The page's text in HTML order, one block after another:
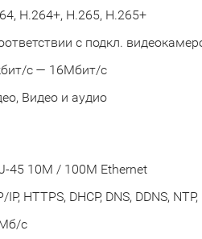
H.264+, H.265, H.265+
с подкл.
с — 16Мбит/с
Видео и аудио
45 10M / 100M Ethernet
IP, HTTPS, DHCP, DNS, DDNS,
с